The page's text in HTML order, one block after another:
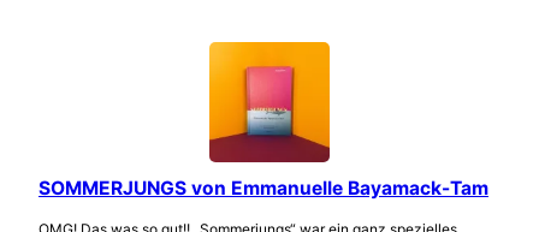
SOMMERJUNGS von Emmanuelle Bayamack-Tam